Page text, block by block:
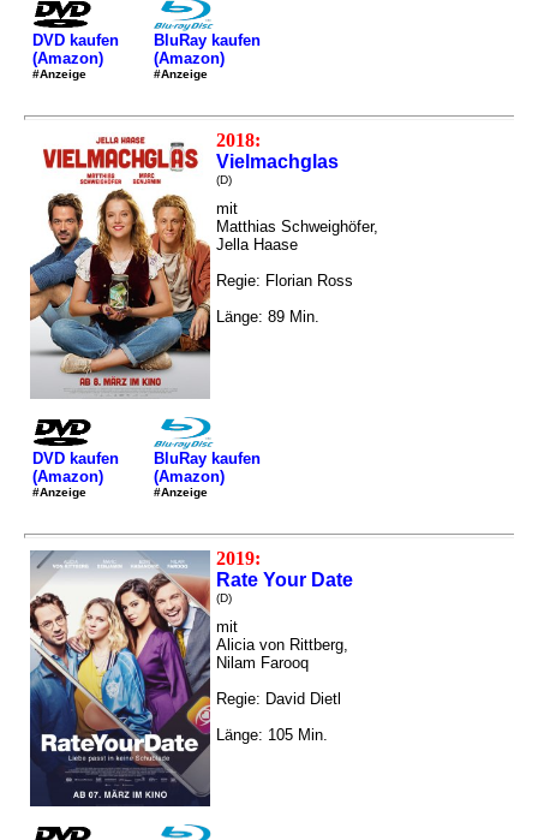
DVD kaufen
(Amazon)
#Anzeige
BluRay kaufen
(Amazon)
#Anzeige
2018:
Vielmachglas
(D)
mit
Matthias Schweighöfer,
Jella Haase
Regie: Florian Ross
Länge: 89 Min.
DVD kaufen
(Amazon)
#Anzeige
BluRay kaufen
(Amazon)
#Anzeige
2019:
Rate Your Date
(D)
mit
Alicia von Rittberg,
Nilam Farooq
Regie: David Dietl
Länge: 105 Min.